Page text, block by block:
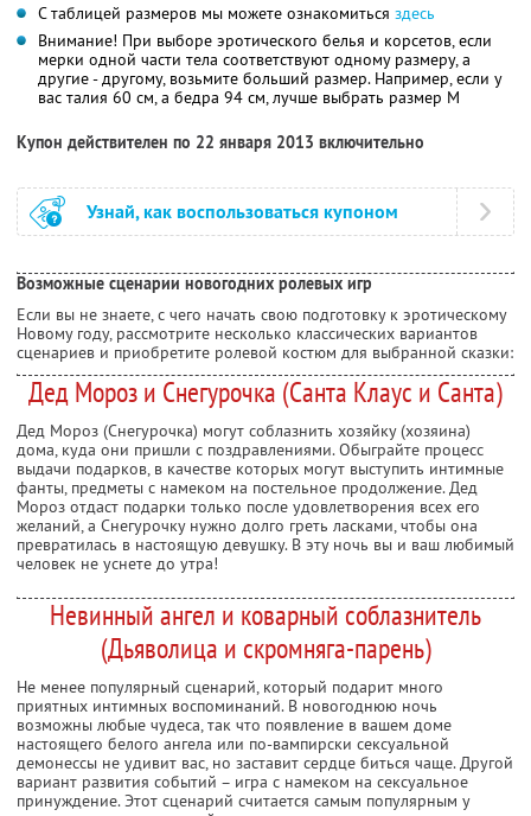
С таблицей размеров мы можете ознакомиться здесь
Внимание! При выборе эротического белья и корсетов, если
мерки одной части тела соответствуют одному размеру, а
другие - другому, возьмите больший размер. Например, если у
вас талия 60 см, а бедра 94 см, лучше выбрать размер M
Купон действителен по 22 января 2013 включительно
Узнай, как воспользоваться купоном
Возможные сценарии новогодних ролевых игр
Если вы не знаете, с чего начать свою подготовку к эротическому
Новому году, рассмотрите несколько классических вариантов
сценариев и приобретите ролевой костюм для выбранной сказки:
Дед Мороз и Снегурочка (Санта Клаус и Санта)
Дед Мороз (Снегурочка) могут соблазнить хозяйку (хозяина)
дома, куда они пришли с поздравлениями. Обыграйте процесс
выдачи подарков, в качестве которых могут выступить интимные
фанты, предметы с намеком на постельное продолжение. Дед
Мороз отдаст подарки только после удовлетворения всех его
желаний, а Снегурочку нужно долго греть ласками, чтобы она
превратилась в настоящую девушку. В эту ночь вы и ваш любимый
человек не уснете до утра!
Невинный ангел и коварный соблазнитель
(Дьяволица и скромняга-парень)
Не менее популярный сценарий, который подарит много
приятных интимных воспоминаний. В новогоднюю ночь
возможны любые чудеса, так что появление в вашем доме
настоящего белого ангела или по-вампирски сексуальной
демонессы не удивит вас, но заставит сердце биться чаще. Другой
вариант развития событий – игра с намеком на сексуальное
принуждение. Этот сценарий считается самым популярным у